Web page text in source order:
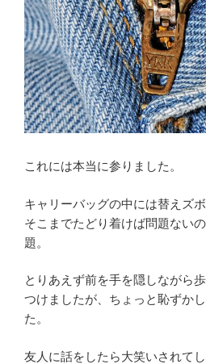
これには本当に参りました。
キャリーバッグの中には替えズ
そこまでたどり着けば問題ない
題。
とりあえず前を手を隠しながら
つけましたが、ちょっと恥ずか
た。
友人に話をしたら大笑いされてし